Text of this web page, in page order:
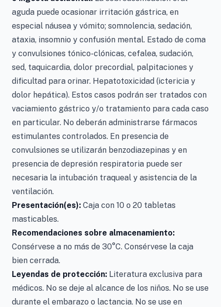
aguda puede ocasionar irritación gástrica, en
especial náusea y vómito; somnolencia, sedación,
ataxia, insomnio y confusión mental. Estado de coma
y convulsiones tónico-clónicas, cefalea, sudación,
sed, taquicardia, dolor precordial, palpitaciones y
dificultad para orinar. Hepatotoxicidad (ictericia y
dolor hepática). Estos casos podrán ser tratados con
vaciamiento gástrico y/o tratamiento para cada caso
en particular. No deberán administrarse fármacos
estimulantes controlados. En presencia de
convulsiones se utilizarán benzodiazepinas y en
presencia de depresión respiratoria puede ser
necesaria la intubación traqueal y asistencia de la
ventilación.
Presentación(es): Caja con 10 o 20 tabletas
masticables.
Recomendaciones sobre almacenamiento:
Consérvese a no más de 30°C. Consérvese la caja
bien cerrada.
Leyendas de protección: Literatura exclusiva para
médicos. No se deje al alcance de los niños. No se use
durante el embarazo o lactancia. No se use en